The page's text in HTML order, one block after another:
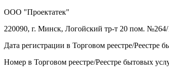
ООО "Проектатек"
220090, г. Минск, Логойский тр-т 20 пом. №264/
Дата регистрации в Торговом реестре/Реестре
Номер в Торговом реестре/Реестре бытовых